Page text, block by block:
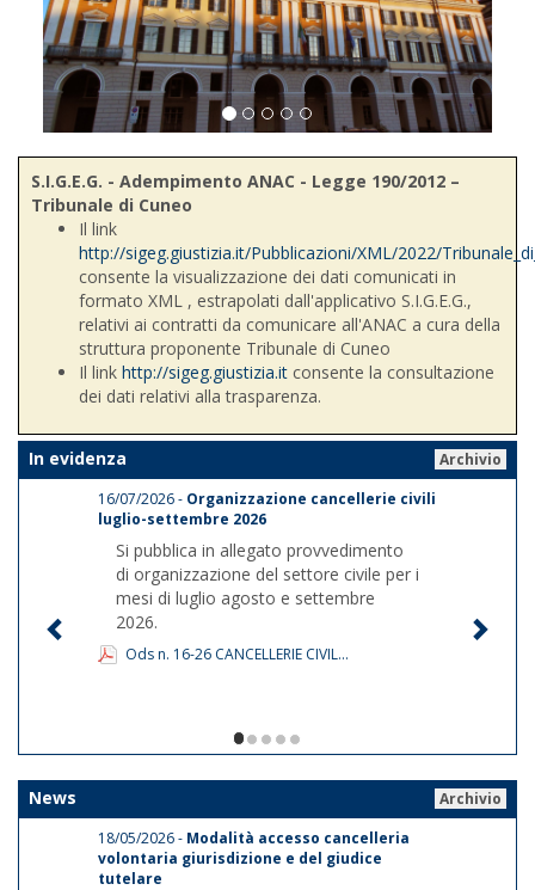
S.I.G.E.G. - Adempimento ANAC - Legge 190/2012 –
Tribunale di Cuneo
Il link
http://sigeg.giustizia.it/Pubblicazioni/XML/2022/
consente la visualizzazione dei dati comunicati in
formato XML , estrapolati dall'applicativo S.I.G.E.G.,
relativi ai contratti da comunicare all'ANAC a cura della
struttura proponente Tribunale di Cuneo
Il link http://sigeg.giustizia.it consente la consultazione
dei dati relativi alla trasparenza.
In evidenza
Archivio
16/07/2026 - Organizzazione cancellerie civili
luglio-settembre 2026
Si pubblica in allegato provvedimento
di organizzazione del settore civile per i
mesi di luglio agosto e settembre
2026.
Ods n. 16-26 CANCELLERIE CIVIL...
1/5
News
Archivio
18/05/2026 - Modalità accesso cancelleria
volontaria giurisdizione e del giudice
tutelare